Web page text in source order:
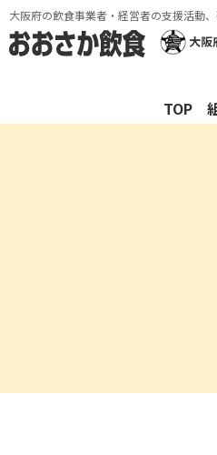
大阪府の飲食事業者・経営者の支援活動
TOP